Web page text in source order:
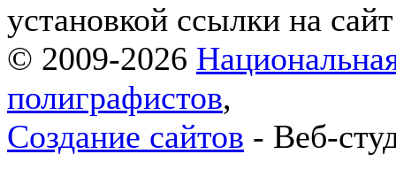
установкой ссылки на
© 2009-2026
полиграфистов,
Создание сайтов - Веб-